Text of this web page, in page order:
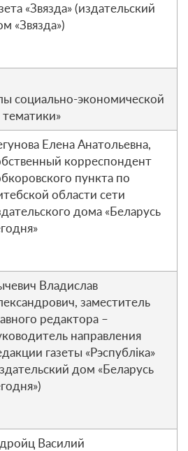
«Звязда» (издательский
«Звязда»)
социально-экономической
тематики»
Елена Анатольевна,
корреспондент
пункта по
области сети
дома «Беларусь
Владислав
заместитель
редактора –
направления
газеты «Рэспубліка»
дом «Беларусь
Василий